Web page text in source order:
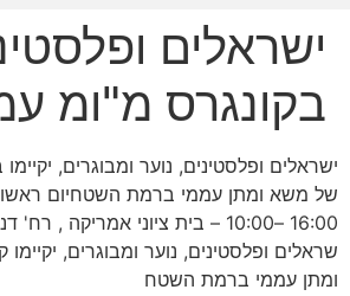
ישראלים
בקונגרס מ"ומ
ישראלים ופלסטינים, נוער ומבוגרים,
שראלים ופלסטינים, נוער ומבוגרים,
ומתן עממי ברמת השטח